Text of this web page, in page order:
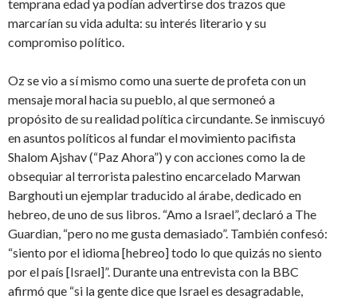
temprana edad ya podían advertirse dos trazos que
marcarían su vida adulta: su interés literario y su
compromiso político.
Oz se vio a sí mismo como una suerte de profeta con un
mensaje moral hacia su pueblo, al que sermoneó a
propósito de su realidad política circundante. Se inmiscuyó
en asuntos políticos al fundar el movimiento pacifista
Shalom Ajshav (“Paz Ahora”) y con acciones como la de
obsequiar al terrorista palestino encarcelado Marwan
Barghouti un ejemplar traducido al árabe, dedicado en
hebreo, de uno de sus libros. “Amo a Israel”, declaró a The
Guardian, “pero no me gusta demasiado”. También confesó:
“siento por el idioma [hebreo] todo lo que quizás no siento
por el país [Israel]”. Durante una entrevista con la BBC
afirmó que “si la gente dice que Israel es desagradable,